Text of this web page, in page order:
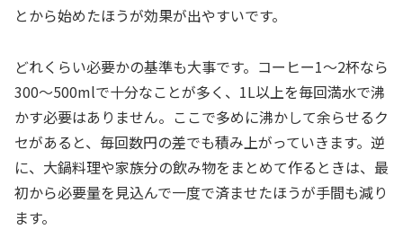
とから始めたほうが効果が出やすいです。
どれくらい必要かの基準も大事です。コーヒー1〜2杯なら
300〜500mlで十分なことが多く、1L以上を毎回満水で沸
かす必要はありません。ここで多めに沸かして余らせるク
セがあると、毎回数円の差でも積み上がっていきます。逆
に、大鍋料理や家族分の飲み物をまとめて作るときは、最
初から必要量を見込んで一度で済ませたほうが手間も減り
ます。